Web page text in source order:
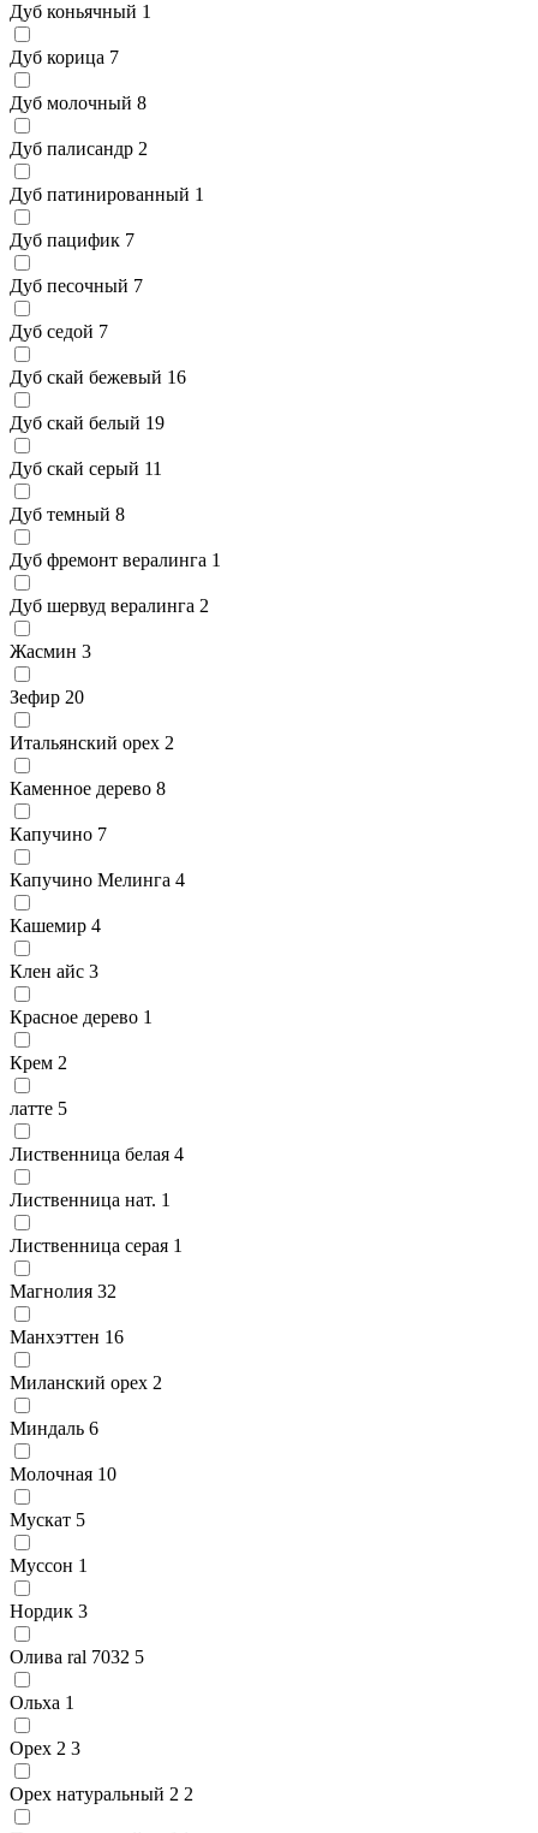
Дуб коньячный 1
Дуб корица 7
Дуб молочный 8
Дуб палисандр 2
Дуб патинированный 1
Дуб пацифик 7
Дуб песочный 7
Дуб седой 7
Дуб скай бежевый 16
Дуб скай белый 19
Дуб скай серый 11
Дуб темный 8
Дуб фремонт вералинга 1
Дуб шервуд вералинга 2
Жасмин 3
Зефир 20
Итальянский орех 2
Каменное дерево 8
Капучино 7
Капучино Мелинга 4
Кашемир 4
Клен айс 3
Красное дерево 1
Крем 2
латте 5
Лиственница белая 4
Лиственница нат. 1
Лиственница серая 1
Магнолия 32
Манхэттен 16
Миланский орех 2
Миндаль 6
Молочная 10
Мускат 5
Муссон 1
Нордик 3
Олива ral 7032 5
Ольха 1
Орех 2 3
Орех натуральный 2 2